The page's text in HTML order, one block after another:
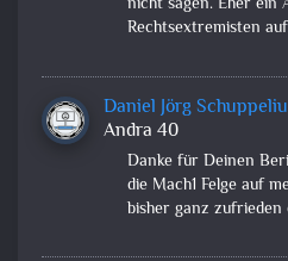
Rechtsextremisten
Daniel Jörg
Andra 40
Danke für Deinen
die Mach1 Felge auf
bisher ganz zufrieden